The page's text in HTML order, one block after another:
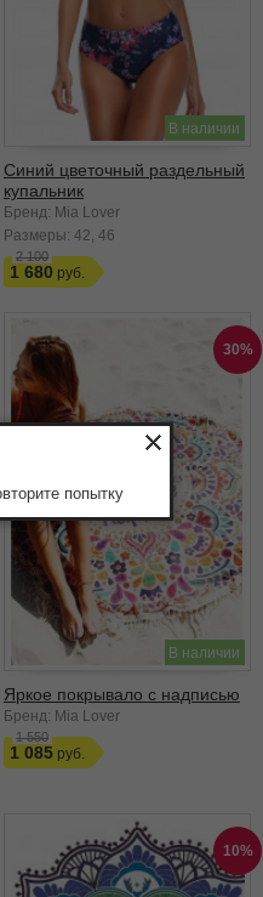
В наличии
Синий цветочный раздельный
купальник
Бренд: Mia Lover
Размеры: 42 46
2 100
1 680
30%
В наличии
Яркое покрывало с надписью
Бренд: Mia Lover
1 550
1 085
10%
попытку